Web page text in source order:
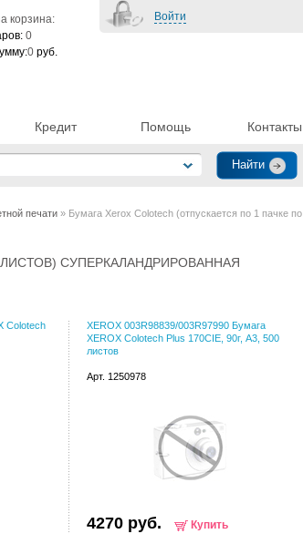
Кредит Помощь Контакты
Войти
корзина:
0
0 руб.
печати » Бумага Xerox Colotech (отпускается по 1 пачке по
ЛИСТОВ) СУПЕРКАЛАНДРИРОВАННАЯ
Colotech
XEROX 003R98839/003R97990 Бумага
XEROX Colotech Plus 170CIE, 90г, A3, 500
листов
Арт. 1250978
4270 руб. Купить